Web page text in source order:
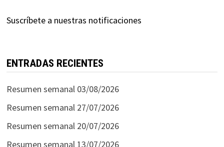
Suscríbete a nuestras notificaciones
ENTRADAS RECIENTES
Resumen semanal 03/08/2026
Resumen semanal 27/07/2026
Resumen semanal 20/07/2026
Resumen semanal 13/07/2026